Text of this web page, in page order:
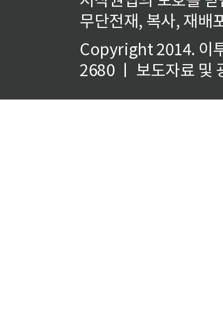
무단전재, 복사, 재배
Copyright 2014. 이
2680 ㅣ 보도자료